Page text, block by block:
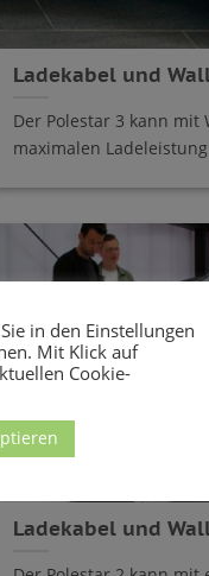
Ladekabel und
Der Polestar 3 kann mit
maximalen
Ladekabel und
in den Einstellungen
Mit Klick auf
Cookie-